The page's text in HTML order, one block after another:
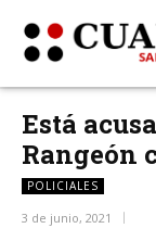
Está
Rangeón
POLICIALES
3 de junio, 2021